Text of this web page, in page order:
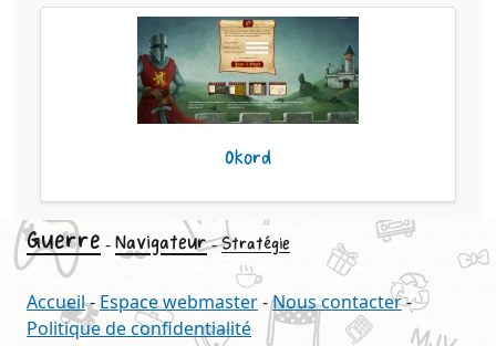
Okord
Guerre -Navigateur-Stratégie
Accueil- Espace webmaster-Nous contacter-
Politique de confidentialité